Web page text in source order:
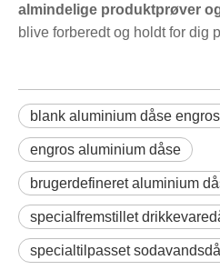
almindelige produktprøver
blive forberedt og holdt for dig
blank aluminium dåse engros
engros aluminium dåse
brugerdefineret aluminium
specialfremstillet
specialtilpasset